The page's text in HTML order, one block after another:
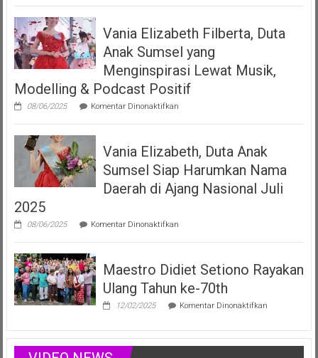
Serahkan
Operasional
Kepada
Dua
LMK
Produser
Fonogram
Vania Elizabeth Filberta, Duta
Anak Sumsel yang
Menginspirasi Lewat Musik,
Modelling & Podcast Positif
08/06/2025 Komentar Dinonaktifkanpada
Elizabeth
Duta
Anak
Sumsel
Menginspirasi
Modelling
Positif
Vania Elizabeth, Duta Anak
Sumsel Siap Harumkan Nama
Daerah di Ajang Nasional Juli
2025
08/06/2025 Komentar Dinonaktifkanpada
Elizabeth,
Anak
Sumsel
Siap
Harumkan
Ajang
Maestro Didiet Setiono Rayakan
Ulang Tahun ke-70th
12/02/2025 Komentar Dinonaktifkanpada
Setiono
Rayakan